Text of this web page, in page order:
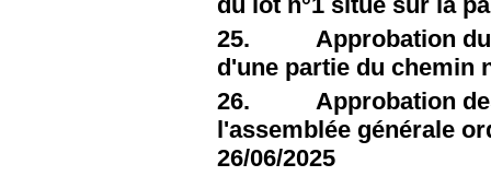
25. Approbation du
d'une partie du chemin
26. Approbation des
l'assemblée générale
26/06/2025